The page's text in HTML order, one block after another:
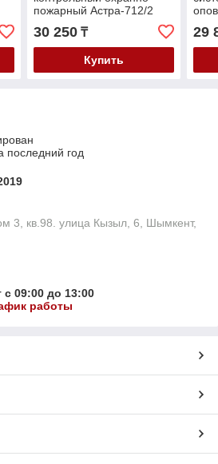
пожарный Астра-712/2
30 250₸
Купить
29
последний год
3, кв.98. улица Кызыл, 6, Шымкент,
с 09:00 до 13:00
работы